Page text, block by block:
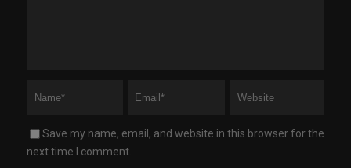
Save my name, email, and website in this browser for the
next time I comment.